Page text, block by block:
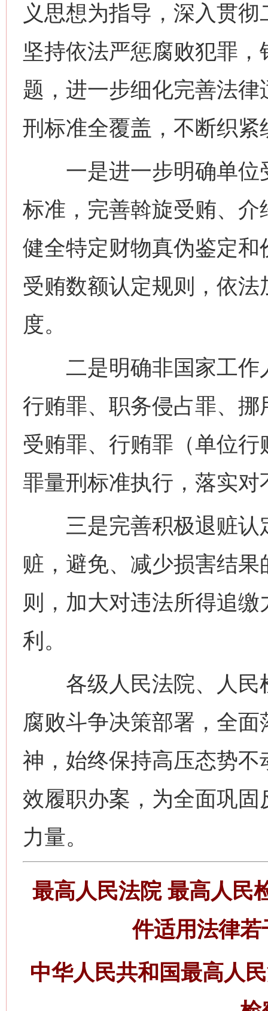
义思想为指导，深入贯
坚持依法严惩腐败犯罪
题，进一步细化完善法
刑标准全覆盖，不断织
一是进一步明确单位
标准，完善斡旋受贿、
健全特定财物真伪鉴定
受贿数额认定规则，依
度。
二是明确非国家工作
行贿罪、职务侵占罪、
受贿罪、行贿罪（单位
罪量刑标准执行，落实
三是完善积极退赃认
赃，避免、减少损害结
则，加大对违法所得追
利。
各级人民法院、人民
腐败斗争决策部署，全
神，始终保持高压态势
效履职办案，为全面巩
力量。
最高人民法院 最高人民
件适用法律
中华人民共和国最高人